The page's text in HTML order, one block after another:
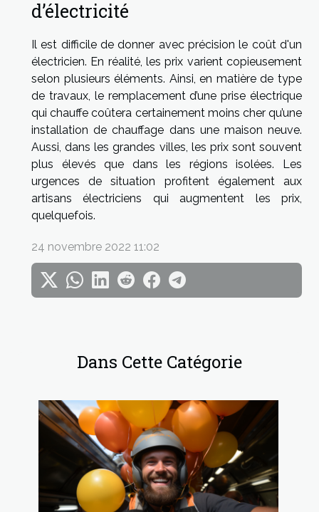
Dans Cette Catégorie
d’électricité
Il est difficile de donner avec précision le coût d'un
électricien. En réalité, les prix varient copieusement
selon plusieurs éléments. Ainsi, en matière de type
de travaux, le remplacement d’une prise électrique
qui chauffe coûtera certainement moins cher qu’une
installation de chauffage dans une maison neuve.
Aussi, dans les grandes villes, les prix sont souvent
plus élevés que dans les régions isolées. Les
urgences de situation profitent également aux
artisans électriciens qui augmentent les prix,
quelquefois.
24 novembre 2022 11:02